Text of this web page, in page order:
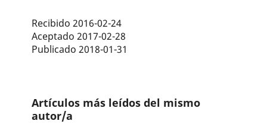
Recibido 2016-02-24
Aceptado 2017-02-28
Publicado 2018-01-31
Artículos más leídos del mismo
autor/a